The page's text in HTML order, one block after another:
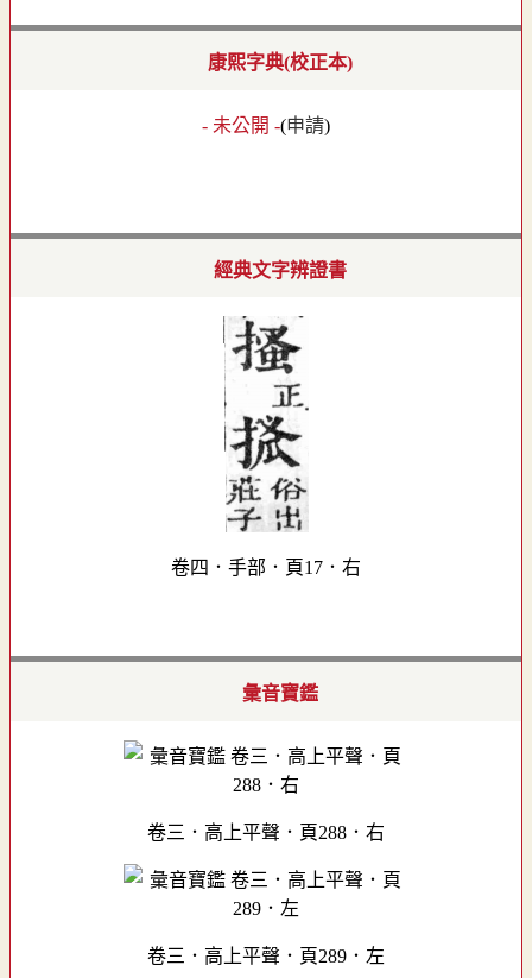
康熙字典(校正本)
- 未公開 -(申請)
經典文字辨證書
卷四．手部．頁17．右
彙音寶鑑
卷三．高上平聲．頁288．右
卷三．高上平聲．頁289．左